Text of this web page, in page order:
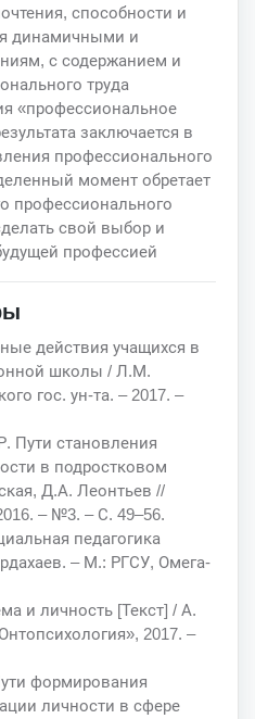
способности и
динамичными и
с содержанием и
труда
«профессиональное
заключается в
профессионального
момент обретает
профессионального
свой выбор и
профессией
действия учащихся в
школы / Л.М.
гос. ун‐та. – 2017. –
Пути становления
в подростковом
Д.А. Леонтьев //
– №3. – С. 49–56.
педагогика
– М.: РГСУ, Омега‐
и личность [Текст] / А.
2017. –
формирования
личности в сфере